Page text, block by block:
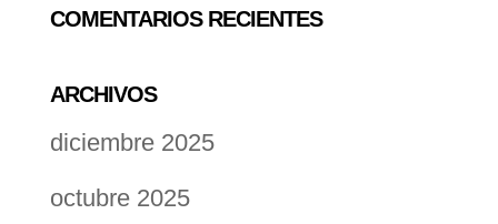
COMENTARIOS RECIENTES
ARCHIVOS
diciembre 2025
octubre 2025